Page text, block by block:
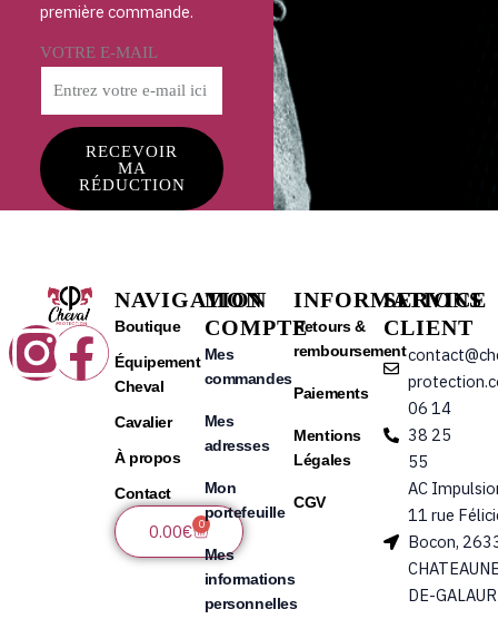
première commande.
VOTRE E-MAIL
RECEVOIR
MA
RÉDUCTION
Instagram
Facebook
NAVIGATION
Boutique
Équipement
Cheval
Cavalier
À propos
Contact
0.00€ 0
Panier
MON
COMPTE
Mes
commandes
Mes
adresses
Mon
portefeuille
Mes
informations
personnelles
INFORMATIONS
Retours &
remboursement
Paiements
Mentions
Légales
CGV
SERVICE
CLIENT
06 14
38 25
55
AC
11 rue
Bocon,
DE-